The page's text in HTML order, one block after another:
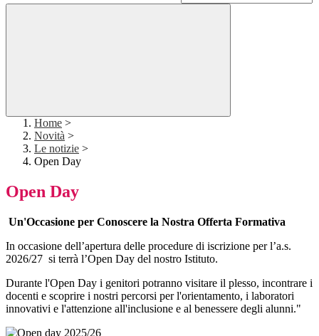
Home >
Novità >
Le notizie >
Open Day
Open Day
Un'Occasione per Conoscere la Nostra Offerta Formativa
In occasione dell’apertura delle procedure di iscrizione per l’a.s.
2026/27 si terrà l’Open Day del nostro Istituto.
Durante l'Open Day i genitori potranno visitare il plesso, incontrare i
docenti e scoprire i nostri percorsi per l'orientamento, i laboratori
innovativi e l'attenzione all'inclusione e al benessere degli alunni."